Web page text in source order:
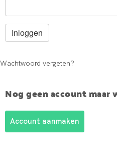
Wachtwoord vergeten?
Nog geen account maar
Account aanmaken